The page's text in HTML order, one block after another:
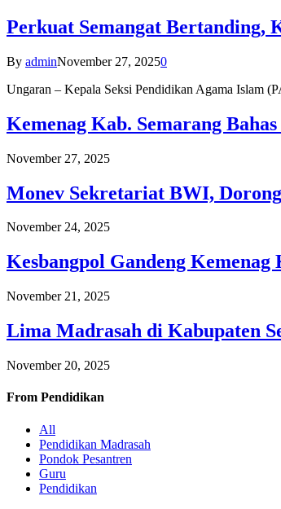
Perkuat Semangat Bertanding,
By adminNovember 27, 20250
Ungaran – Kepala Seksi Pendidikan Agama Islam
Kemenag Kab. Semarang
November 27, 2025
Monev Sekretariat BWI,
November 24, 2025
Kesbangpol Gandeng Kemenag
November 21, 2025
Lima Madrasah di Kabupaten
November 20, 2025
From Pendidikan
All
Pendidikan Madrasah
Pondok Pesantren
Guru
Pendidikan